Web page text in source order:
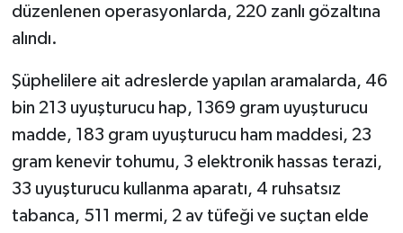
düzenlenen operasyonlarda, 220 zanlı gözaltına
alındı.
Şüphelilere ait adreslerde yapılan aramalarda, 46
bin 213 uyuşturucu hap, 1369 gram uyuşturucu
madde, 183 gram uyuşturucu ham maddesi, 23
gram kenevir tohumu, 3 elektronik hassas terazi,
33 uyuşturucu kullanma aparatı, 4 ruhsatsız
tabanca, 511 mermi, 2 av tüfeği ve suçtan elde